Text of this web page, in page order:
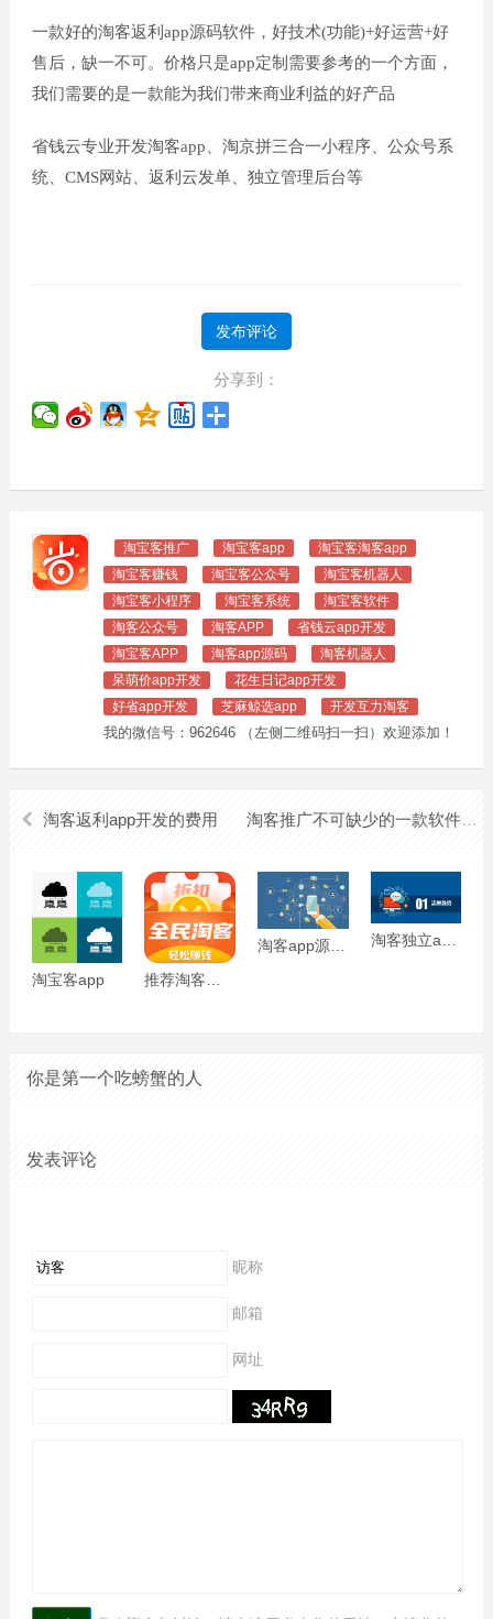
一款好的淘客返利app源码软件，好技术(功能)+好运营+好
售后，缺一不可。价格只是app定制需要参考的一个方面，
我们需要的是一款能为我们带来商业利益的好产品
省钱云专业开发淘客app、淘京拼三合一小程序、公众号系
统、CMS网站、返利云发单、独立管理后台等
发布评论
分享到：
淘宝客推广 淘宝客app
淘宝客淘客app
淘宝客赚钱
淘宝客公众号
淘宝客机器人
淘宝客小程序
淘宝客系统
淘宝客软件
淘客公众号
淘客APP
省钱云app开发
淘宝客APP
淘客app源码
淘客机器人
呆萌价app开发
花生日记app开发
好省app开发
芝麻鲸选app 开发互力淘客
我的微信号：962646 （左侧二维码扫一扫）欢迎添加！
淘客返利app开发的费用 淘客推广不可缺少的一款软件
淘宝客app
淘客app源码多少钱
你是第一个吃螃蟹的人
发表评论
昵称
邮箱
网址